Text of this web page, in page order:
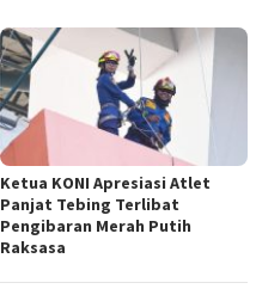
Ketua KONI Apresiasi Atlet
Panjat Tebing Terlibat
Pengibaran Merah Putih
Raksasa